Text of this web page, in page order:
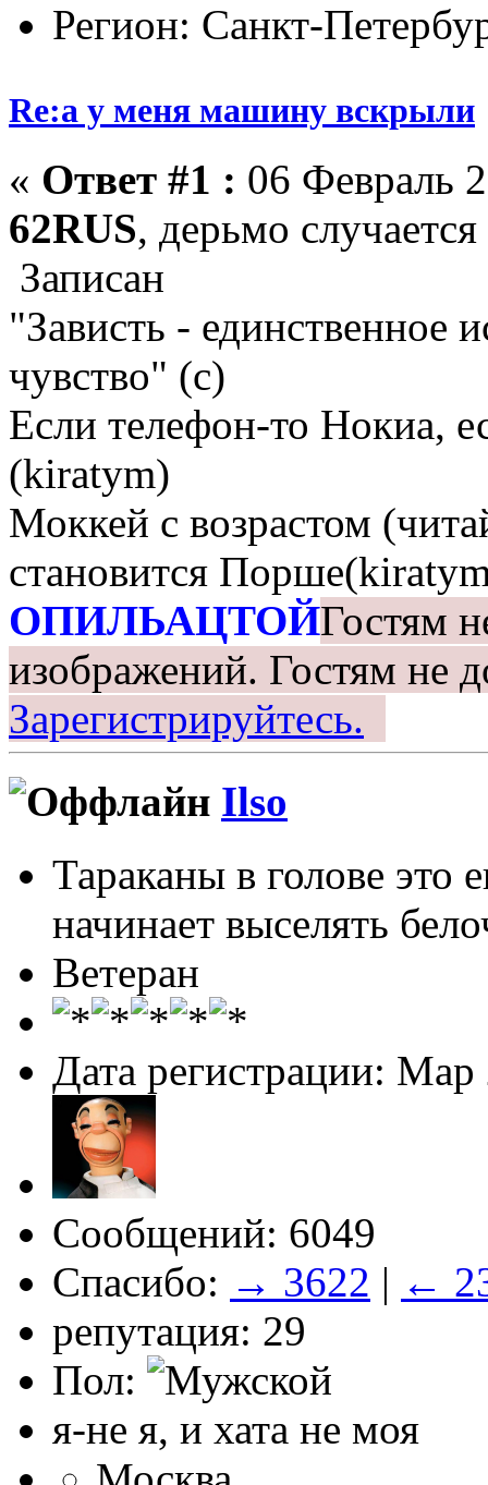
Регион: Санкт-
Re:а у меня машину вскрыли
« Ответ #1 : 06 Февраль
62RUS, дерьмо
Записан
"Зависть - единственное
чувство" (с)
Если телефон-то Нокиа,
(kiratym)
Моккей с возрастом
становится
ОПИЛЬАЦТОЙГостям
изображений. Гостям не
Зарегистрируйтесь.
Ilso
Тараканы в голове это
начинает выселять
Ветеран
Дата регистрации: Мар
Сообщений: 6049
Спасибо: → 3622 | ←
репутация: 29
Пол:
я-не я, и хата не моя